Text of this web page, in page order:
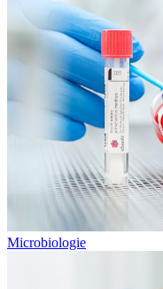
Microbiologie